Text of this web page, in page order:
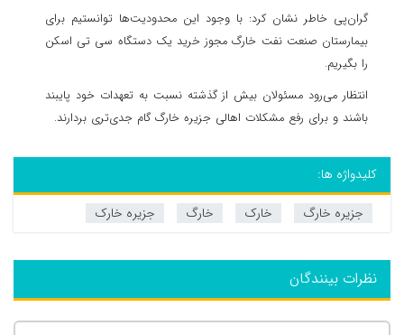
گران‌پی خاطر نشان کرد: با وجود این محدودیت‌ها توانستیم برای
بیمارستان صنعت نفت خارگمجوز خرید یک دستگاه سی تی اسکن
را بگیریم.
انتظار می‌رود مسئولان بیش از گذشته نسبت به تعهدات خود پایبند
باشند و برای رفع مشکلات اهالی جزیره خارگ گام جدی‌تری بردارند.
کلیدواژه ها:
جزیره خارگ
خارک خارگ جزیره خارک
نظرات بینندگان